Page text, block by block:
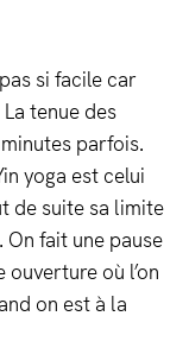
si facile car
La tenue des
parfois.
yoga est celui
de suite sa limite
On fait une pause
où l’on
on est à la